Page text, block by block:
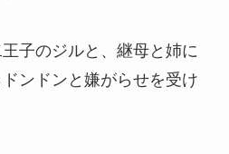
子のジルと、継母と姉に
ンドンと嫌がらせを受け